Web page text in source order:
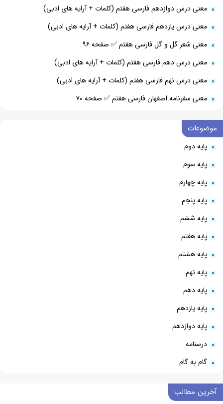
معنی درس دوازدهم فارسی هفتم (کلمات + آرایه های ادبی)
معنی درس یازدهم فارسی هفتم (کلمات + آرایه های ادبی)
معنی شعر گل و گل فارسی هفتم ✅ صفحه ۹۶
معنی درس دهم فارسی هفتم (کلمات + آرایه های ادبی)
معنی درس نهم فارسی هفتم (کلمات + آرایه های ادبی)
معنی سفرنامه اصفهان فارسی هفتم ✅ صفحه ۷۰
موضوعات
پایه دوم
پایه سوم
پایه چهارم
پایه پنجم
پایه ششم
پایه هفتم
پایه هشتم
پایه نهم
پایه دهم
پایه یازدهم
پایه دوازدهم
درسنامه
گام به گام
آخرین مطالب